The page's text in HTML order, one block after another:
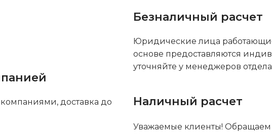
доставка до
Безналичный расчет
Юридические лица
основе предоставляются
уточняйте у менеджеров
Наличный расчет
Уважаемые клиенты! Обращаем